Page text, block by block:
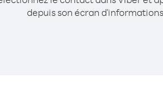
depuis son écran d'informations